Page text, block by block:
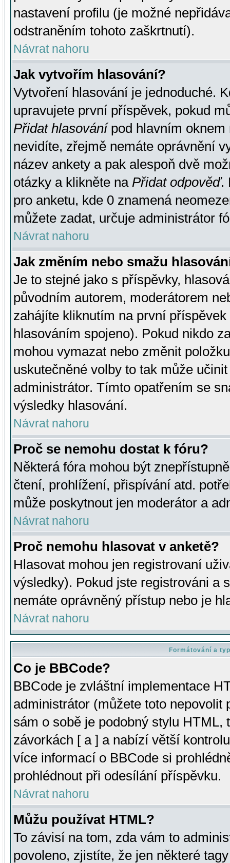
nastavení profilu (je možné
odstraněním tohoto zaškrtnutí).
Návrat nahoru
Jak vytvořím hlasování?
Vytvoření hlasování je jednoduché.
upravujete první příspěvek, pokud
Přidat hlasovánípod hlavním oknem
nevidíte, zřejmě nemáte oprávnění
název ankety a pak alespoň dvě
otázky a klikněte na Přidat odpověď.
pro anketu, kde 0 znamená
můžete zadat, určuje administrátor
Návrat nahoru
Jak změním nebo smažu
Je to stejné jako s příspěvky,
původním autorem, moderátorem
zahájíte kliknutím na první
hlasováním spojeno). Pokud nikdo
mohou vymazat nebo změnit
uskutečněné volby to tak může
administrátor. Tímto opatřením se
výsledky hlasování.
Návrat nahoru
Proč se nemohu dostat k fóru?
Některá fóra mohou být
čtení, prohlížení, přispívání atd.
může poskytnout jen moderátor a
Návrat nahoru
Proč nemohu hlasovat v anketě?
Hlasovat mohou jen registrovaní
výsledky). Pokud jste registrováni a
nemáte oprávněný přístup nebo je
Návrat nahoru
Formátování a
Co je BBCode?
BBCode je zvláštní implementace
administrátor (můžete toto
sám o sobě je podobný stylu HTML,
závorkách [ a ] a nabízí větší
více informací o BBCode si
prohlédnout při odesílání příspěvku.
Návrat nahoru
Můžu používat HTML?
To závisí na tom, zda vám to
povoleno, zjistíte, že jen některé